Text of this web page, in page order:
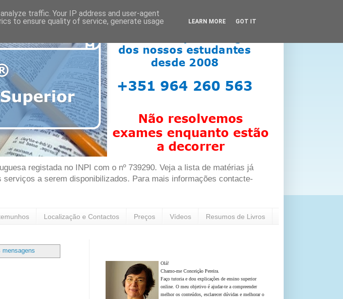
registada no INPI com o nº 739290. Veja a lista de matérias já
a serem disponibilizados. Para mais informações contacte-
Localização e Contactos Preços Vídeos Resumos de Livros
mensagens
Olá!
Chamo-me Conceição Pereira.
Faço tutoria e dou explicações de ensino superior
online. O meu objetivo é ajudar-te a compreender
melhor os conteúdos, esclarecer dúvidas e melhorar o
traffic. Your IP address and user-agent
to ensure quality of service, generate usage
LEARN MORE GOT IT